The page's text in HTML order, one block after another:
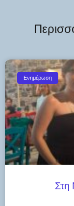
Ενημέρωση
Στη